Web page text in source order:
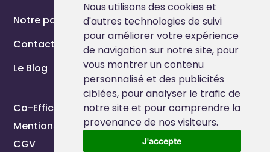
Nous utilisons des cookies et
d'autres technologies de suivi
pour améliorer votre expérience
de navigation sur notre site, pour
vous montrer un contenu
personnalisé et des publicités
ciblées, pour analyser le trafic de
notre site et pour comprendre la
provenance de nos visiteurs.
J'accepte
Notre page Marque Employeur
Contact
Le Blog
Co-Efficience 2026
Mentions légales
CGV